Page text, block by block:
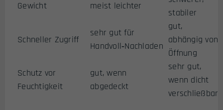
Gewicht
meist leichter
stabiler
Schneller Zugriff
sehr gut für
Handvoll‑Nachladen
gut,
abhängig von
Öffnung
Schutz vor
Feuchtigkeit
gut, wenn
abgedeckt
sehr gut,
wenn dicht
verschließbar